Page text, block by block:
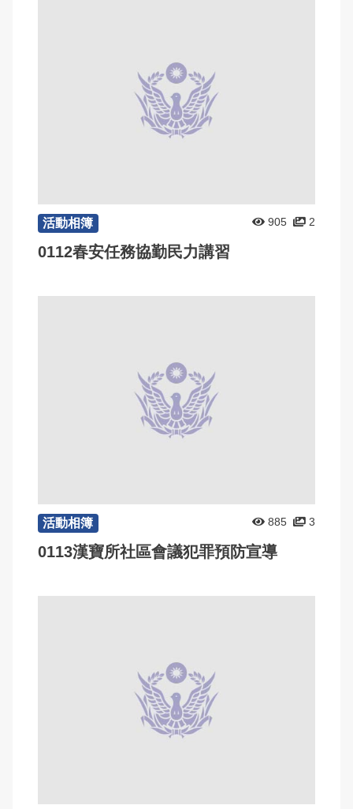
活動相簿 905 2
0112春安任務協勤民力講習
活動相簿 885 3
0113漢寶所社區會議犯罪預防宣導